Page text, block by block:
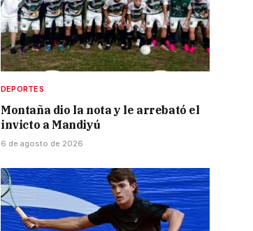
DEPORTES
Montaña dio la nota y le arrebató el
invicto a Mandiyú
6 de agosto de 2026